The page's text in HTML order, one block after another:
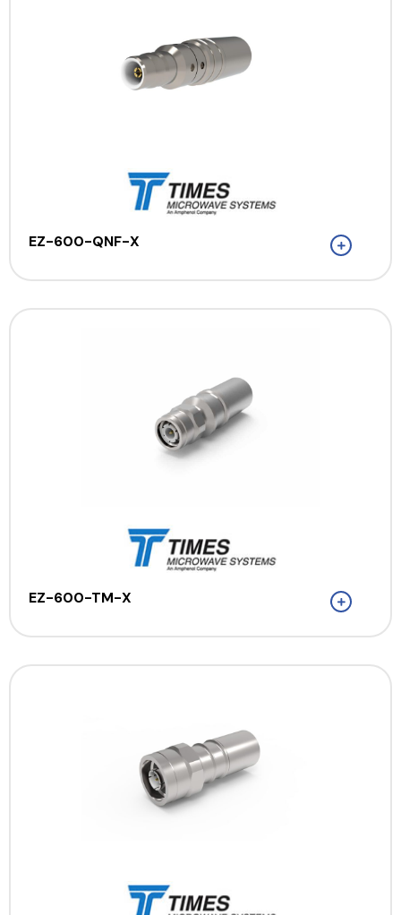
EZ-600-QNF-X
EZ-600-TM-X